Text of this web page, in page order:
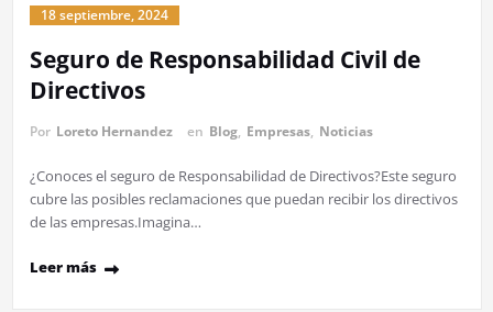
18 septiembre, 2024
Seguro de Responsabilidad Civil de
Directivos
Por Loreto Hernandez en Blog, Empresas, Noticias
¿Conoces el seguro de Responsabilidad de Directivos?Este seguro
cubre las posibles reclamaciones que puedan recibir los directivos
de las empresas.Imagina…
Leer más